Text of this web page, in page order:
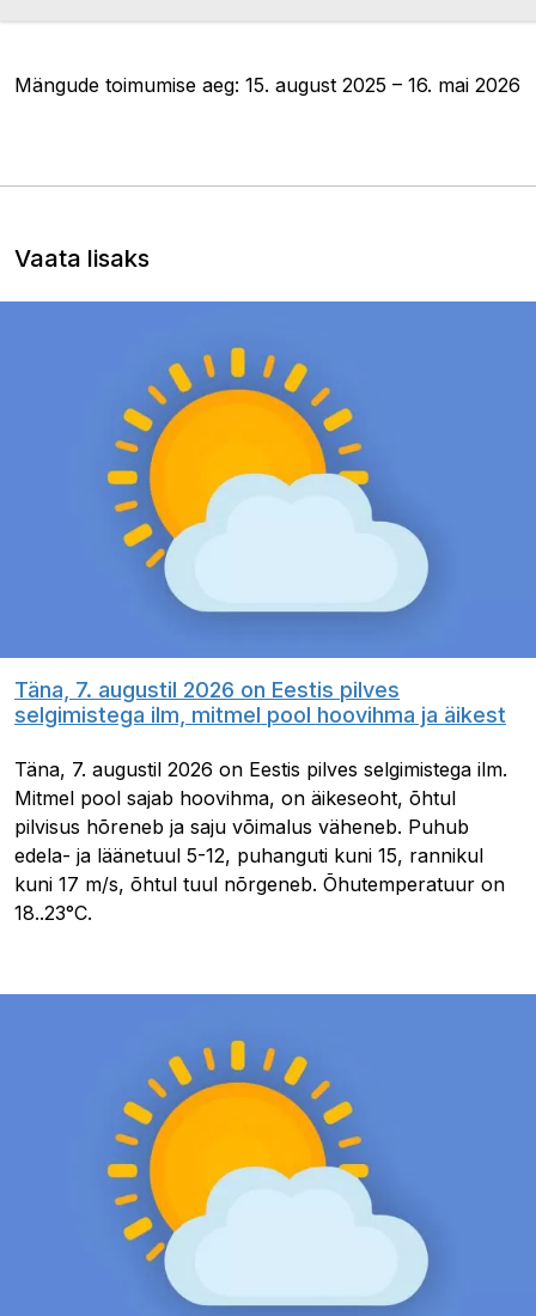
Mängude toimumise aeg: 15. august 2025 – 16. mai 2026
Vaata lisaks
Täna, 7. augustil 2026 on Eestis pilves
selgimistega ilm, mitmel pool hoovihma ja äikest
Täna, 7. augustil 2026 on Eestis pilves selgimistega ilm.
Mitmel pool sajab hoovihma, on äikeseoht, õhtul
pilvisus hõreneb ja saju võimalus väheneb. Puhub
edela- ja läänetuul 5-12, puhanguti kuni 15, rannikul
kuni 17 m/s, õhtul tuul nõrgeneb. Õhutemperatuur on
18..23°C.